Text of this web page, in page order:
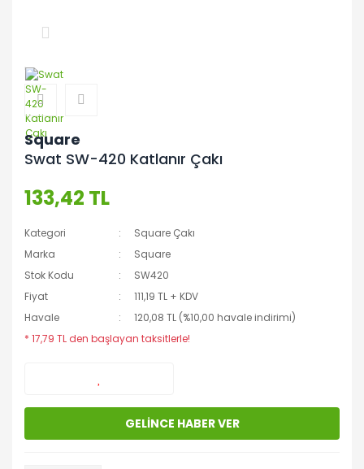
Square
Swat SW-420 Katlanır Çakı
133,42 TL
Kategori
Square Çakı
Marka
Square
Stok Kodu
SW420
Fiyat
111,19 TL + KDV
Havale
120,08 TL (%10,00 havale indirimi)
* 17,79 TL den başlayan taksitlerle!
GELİNCE HABER VER